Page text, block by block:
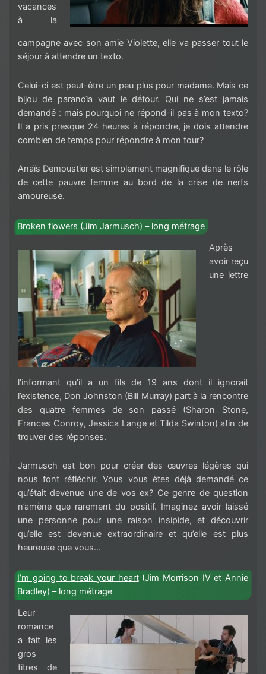
vacances
à la
campagne avec son amie Violette, elle va passer tout le
séjour à attendre un texto.
Celui-ci est peut-être un peu plus pour madame. Mais ce
bijou de paranoïa vaut le détour. Qui ne s’est jamais
demandé : mais pourquoi ne répond-il pas à mon texto?
Il a pris presque 24 heures à répondre, je dois attendre
combien de temps pour répondre à mon tour?
Anaïs Demoustier est simplement magnifique dans le rôle
de cette pauvre femme au bord de la crise de nerfs
amoureuse.
Broken flowers (Jim Jarmusch) – long métrage
Après
avoir reçu
une lettre
l’informant qu’il a un fils de 19 ans dont il ignorait
l’existence, Don Johnston (Bill Murray) part à la rencontre
des quatre femmes de son passé (Sharon Stone,
Frances Conroy, Jessica Lange et Tilda Swinton) afin de
trouver des réponses.
Jarmusch est bon pour créer des œuvres légères qui
nous font réfléchir. Vous vous êtes déjà demandé ce
qu’était devenue une de vos ex? Ce genre de question
n’amène que rarement du positif. Imaginez avoir laissé
une personne pour une raison insipide, et découvrir
qu’elle est devenue extraordinaire et qu’elle est plus
heureuse que vous…
I’m going to break your heart(Jim Morrison IV et Annie
Bradley) – long métrage
Leur
romance
a fait les
gros
titres de